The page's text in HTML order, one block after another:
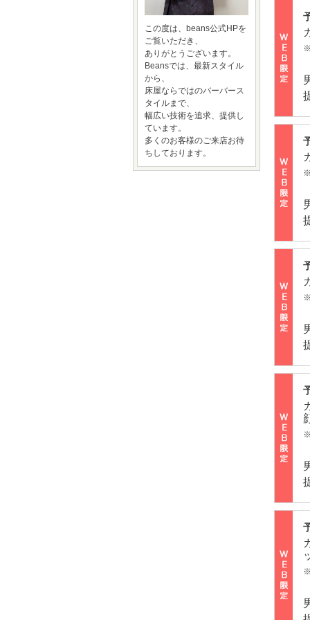
※
※
※
※
※
この度は、beans公式HPを
ご覧いただき、
ありがとうございます。
Beansでは、最新スタイル
から、
床屋ならではのバーバース
タイルまで、
幅広い技術を追求、提供し
ています。
多くのお客様のご来店お待
ちしております。